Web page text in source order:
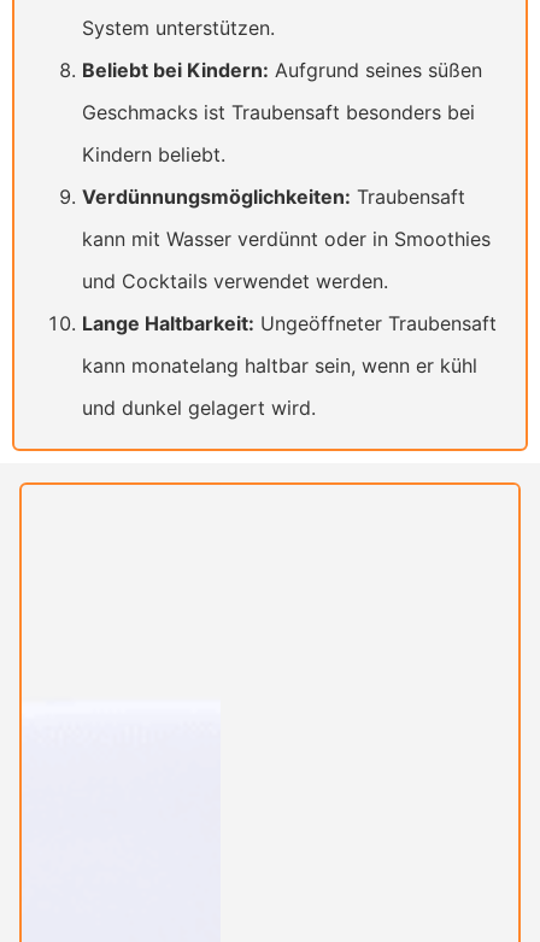
System unterstützen.
Beliebt bei Kindern: Aufgrund seines süßen
Geschmacks ist Traubensaft besonders bei
Kindern beliebt.
Verdünnungsmöglichkeiten: Traubensaft
kann mit Wasser verdünnt oder in Smoothies
und Cocktails verwendet werden.
Lange Haltbarkeit: Ungeöffneter Traubensaft
kann monatelang haltbar sein, wenn er kühl
und dunkel gelagert wird.